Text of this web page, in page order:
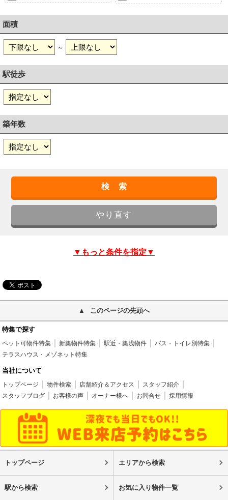
面積
～
駅徒歩
築年数
▼もっと条件を指定▼
このページの先頭へ
特集で探す
ペット可物件特集 新築物件特集 駅近・築浅物件
バス・トイレ別特集
テラスハウス・メゾネット特集
当社について
トップページ 物件検索 店舗紹介＆アクセス
スタッフ紹介
スタッフブログ
お客様の声 オーナー様へ お問合せ 採用情報
トップページ エリアから検索
駅から検索 お気に入り物件一覧